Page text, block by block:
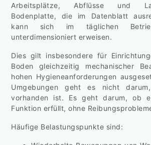
Arbeitsplätze, Abflüsse und
Bodenplatte, die im Datenblatt
kann sich im täglichen
unterdimensioniert erweisen.
Dies gilt insbesondere für
Boden gleichzeitig mechanischer
hohen Hygieneanforderungen
Umgebungen geht es nicht
vorhanden ist. Es geht darum, ob
Funktion erfüllt, ohne
Häufige Belastungspunkte sind: